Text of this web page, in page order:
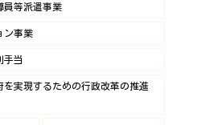
員等派遣事業
ン事業
手当
を実現するための行政改革の推進